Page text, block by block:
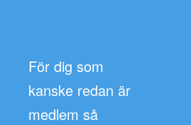
För dig som
kanske redan är
medlem så